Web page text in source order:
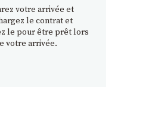
votre arrivée et
le contrat et
le pour être prêt lors
votre arrivée.